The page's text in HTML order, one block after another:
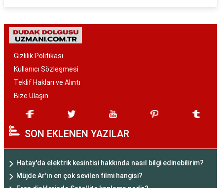
Gizlilik Politikası
Kullanıcı Sözleşmesi
Teklif Hakları ve Alıntı
Bize Ulaşın
SON EKLENEN YAZILAR
Hatay'da elektrik kesintisi hakkında nasıl bilgi edinebilirim?
Müjde Ar'ın en çok sevilen filmi hangisi?